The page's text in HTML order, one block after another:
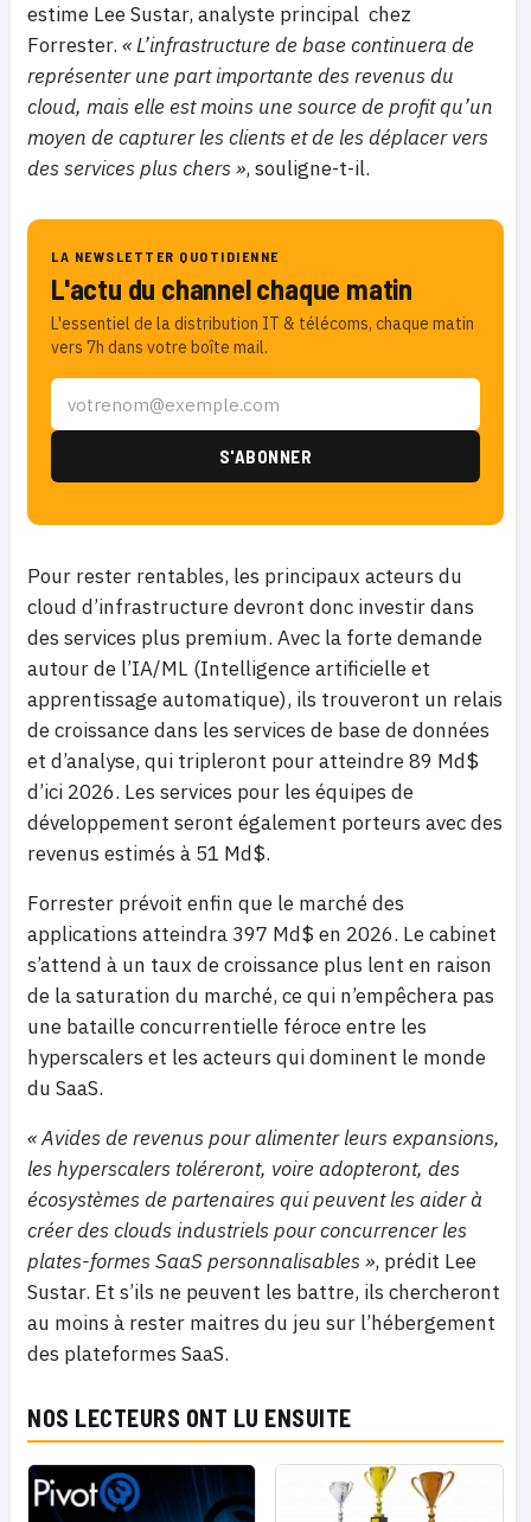
estime Lee Sustar, analyste principal chez
Forrester. « L’infrastructure de base continuera de
représenter une part importante des revenus du
cloud, mais elle est moins une source de profit qu’un
moyen de capturer les clients et de les déplacer vers
des services plus chers », souligne-t-il.
LA NEWSLETTER QUOTIDIENNE
L'actu du channel chaque matin
L'essentiel de la distribution IT & télécoms, chaque matin
vers 7h dans votre boîte mail.
Pour rester rentables, les principaux acteurs du
cloud d’infrastructure devront donc investir dans
des services plus premium. Avec la forte demande
autour de l’IA/ML (Intelligence artificielle et
apprentissage automatique), ils trouveront un relais
de croissance dans les services de base de données
et d’analyse, qui tripleront pour atteindre 89 Md$
d’ici 2026. Les services pour les équipes de
développement seront également porteurs avec des
revenus estimés à 51 Md$.
Forrester prévoit enfin que le marché des
applications atteindra 397 Md$ en 2026. Le cabinet
s’attend à un taux de croissance plus lent en raison
de la saturation du marché, ce qui n’empêchera pas
une bataille concurrentielle féroce entre les
hyperscalers et les acteurs qui dominent le monde
du SaaS.
« Avides de revenus pour alimenter leurs expansions,
les hyperscalers toléreront, voire adopteront, des
écosystèmes de partenaires qui peuvent les aider à
créer des clouds industriels pour concurrencer les
plates-formes SaaS personnalisables », prédit Lee
Sustar. Et s’ils ne peuvent les battre, ils chercheront
au moins à rester maitres du jeu sur l’hébergement
des plateformes SaaS.
NOS LECTEURS ONT LU ENSUITE